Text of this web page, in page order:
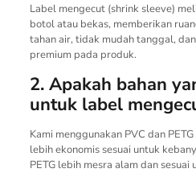
Label mengecut (shrink sleeve)
botol atau bekas, memberikan
tahan air, tidak mudah tanggal,
premium pada produk.
2. Apakah bahan
untuk label
Kami menggunakan PVC dan
lebih ekonomis sesuai untuk
PETG lebih mesra alam dan